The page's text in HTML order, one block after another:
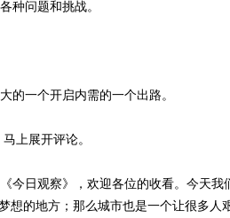
种问题和挑战。
一个开启内需的一个出路。
上展开评论。
今日观察》，欢迎各位的收看。今天我
想的地方；那么城市也是一个让很多人